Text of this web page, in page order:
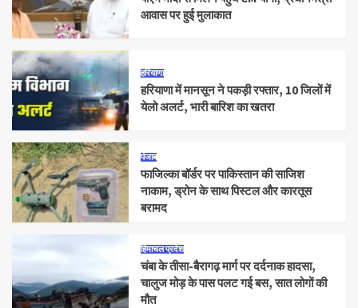
आवास पर हुई मुलाकात
हरियाणा
हरियाणा में मानसून ने पकड़ी रफ्तार, 10 जिलों में
येलो अलर्ट, भारी बारिश का खतरा
पंजाब
फाजिल्का बॉर्डर पर पाकिस्तान की साजिश
नाकाम, ड्रोन के साथ पिस्टल और कारतूस
बरामद
हिमाचल प्रदेश
चंबा के तीसा-बैरागढ़ मार्ग पर दर्दनाक हादसा,
चालुज मोड़ के पास पलट गई बस, सात लोगों की
मौत